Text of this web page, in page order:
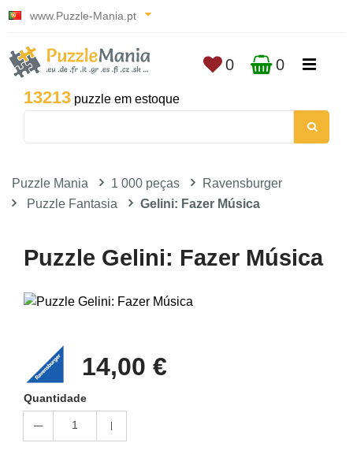
www.Puzzle-Mania.pt
13213 puzzle em estoque
0 0
Puzzle Mania 1 000 peças
Ravensburger
Puzzle Fantasia
Gelini: Fazer Música
Puzzle Gelini: Fazer Música
14,00 €
Quantidade
1